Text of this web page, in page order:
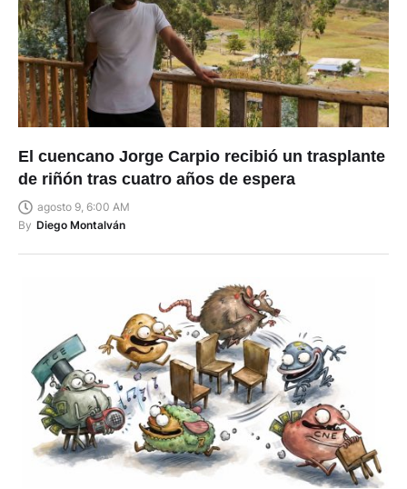
El cuencano Jorge Carpio recibió un trasplante
de riñón tras cuatro años de espera
agosto 9, 6:00 AM
By Diego Montalván